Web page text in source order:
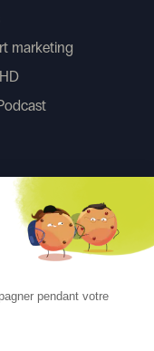
marketing
Après IA
pendant votre